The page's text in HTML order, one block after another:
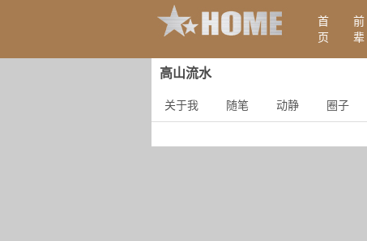
首
页
前
辈
高山流水
关于我 随笔 动静 圈子